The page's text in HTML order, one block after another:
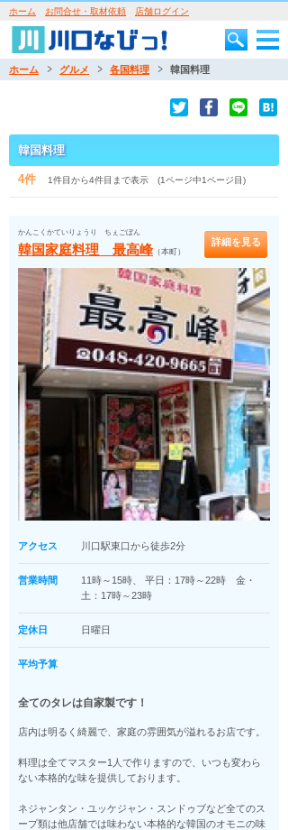
ホーム お問合せ・取材依頼 店舗ログイン
ホーム グルメ 各国料理 韓国料理
韓国料理
4件 1件目から4件目まで表示 (1ページ中1ページ目)
かんこくかていりょうり ちぇごぼん
韓国家庭料理 最高峰（本町）
詳細を見る
アクセス 川口駅東口から徒歩2分
営業時間
11時～15時、 平日：17時～22時 金・
土：17時～23時
定休日 日曜日
平均予算
全てのタレは自家製です！
店内は明るく綺麗で、家庭の雰囲気が溢れるお店です。
料理は全てマスター1人で作りますので、いつも変わら
ない本格的な味を提供しております。
ネジャンタン・ユッケジャン・スンドゥブなど全てのス
ープ類は他店舗では味わない本格的な韓国のオモニの味